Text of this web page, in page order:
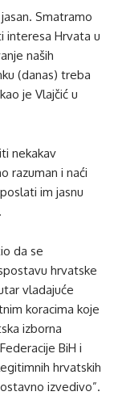
Smatramo
interesa Hrvata u
naših
(danas) treba
je Vlajčić u
nekakav
razuman i naći
im jasnu
da se
hrvatske
vladajuće
koracima koje
izborna
BiH i
hrvatskih
izvedivo”.